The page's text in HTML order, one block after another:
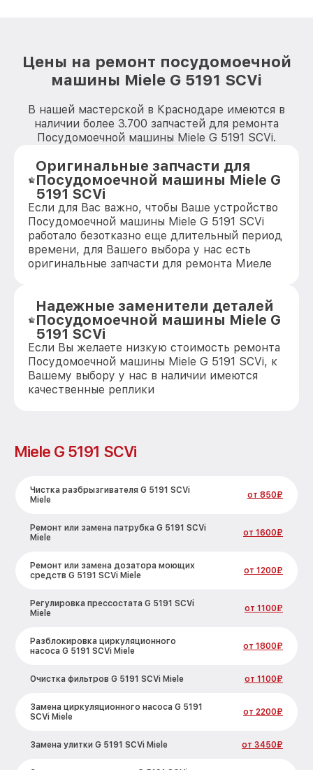
Цены на ремонт посудомоечной
машины Miele G 5191 SCVi
В нашей мастерской в Краснодаре имеются в
наличии более 3.700 запчастей для ремонта
Посудомоечной машины Miele G 5191 SCVi.
Оригинальные запчасти для
Посудомоечной машины Miele G
5191 SCVi
Если для Вас важно, чтобы Ваше устройство
Посудомоечной машины Miele G 5191 SCVi
работало безотказно еще длительный период
времени, для Вашего выбора у нас есть
оригинальные запчасти для ремонта Миеле
Надежные заменители деталей
Посудомоечной машины Miele G
5191 SCVi
Если Вы желаете низкую стоимость ремонта
Посудомоечной машины Miele G 5191 SCVi, к
Вашему выбору у нас в наличии имеются
качественные реплики
Miele G 5191 SCVi
Чистка разбрызгивателя G 5191 SCVi
Miele
от 850₽
Ремонт или замена патрубка G 5191 SCVi
Miele
от 1600₽
Ремонт или замена дозатора моющих
средств G 5191 SCVi Miele
от 1200₽
Регулировка прессостата G 5191 SCVi
Miele
от 1100₽
Разблокировка циркуляционного
насоса G 5191 SCVi Miele
от 1800₽
Очистка фильтров G 5191 SCVi Miele от 1100₽
Замена циркуляционного насоса G 5191
SCVi Miele
от 2200₽
Замена улитки G 5191 SCVi Miele от 3450₽